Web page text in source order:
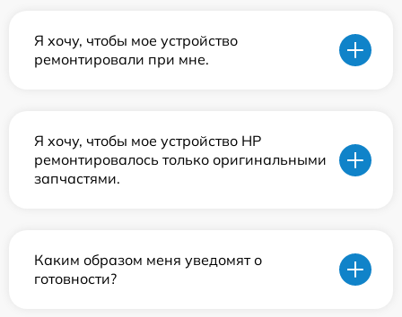
Я хочу, чтобы мое устройство
ремонтировали при мне.
Я хочу, чтобы мое устройство HP
ремонтировалось только оригинальными
запчастями.
Каким образом меня уведомят о
готовности?